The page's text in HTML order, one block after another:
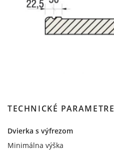
TECHNICKÉ PARAMETRE
Dvierka s výfrezom
Minimálna výška